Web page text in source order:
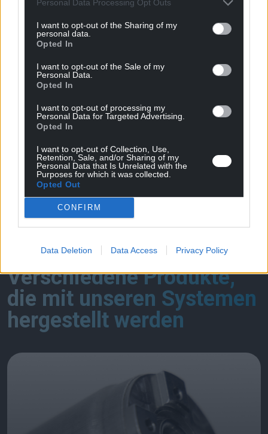
Personal Data Processing Opt Outs
I want to opt-out of the Sharing of my
personal data.
Opted In
I want to opt-out of the Sale of my
Personal Data.
Opted In
I want to opt-out of processing my
Personal Data for Targeted Advertising.
Opted In
I want to opt-out of Collection, Use,
Retention, Sale, and/or Sharing of my
Personal Data that Is Unrelated with the
Purposes for which it was collected.
Opted Out
CONFIRM
Data Deletion Data Access Privacy Policy
Inertgas und viele andere Verbrauchsmaterialien
erforderlich
Schweißqualität und -optik
Hervorragende Qualität, sehr ästhetisch, keine
Verformung der Verbindung
Verformung und Verzerrung der Verbindung aufgrund von
Hitze und Restspannung
Verschiedene Produkte,
die mit unseren Systemen
hergestellt werden